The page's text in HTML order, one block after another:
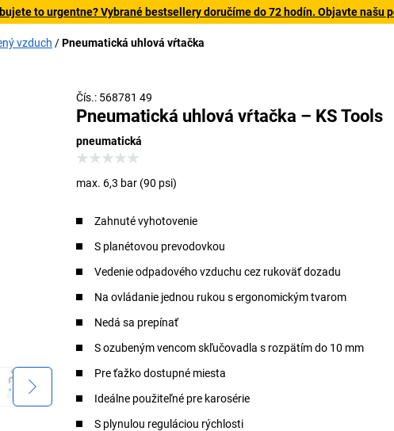
to urgentne? Vybrané bestsellery doručíme do 72 hodín. Objavte našu
vzduch Pneumatická uhlová vŕtačka
Čís.: 568781 49
Pneumatická uhlová vŕtačka – KS Tools
pneumatická
max. 6,3 bar (90 psi)
Zahnuté vyhotovenie
S planétovou prevodovkou
Vedenie odpadového vzduchu cez rukoväť dozadu
Na ovládanie jednou rukou s ergonomickým tvarom
Nedá sa prepínať
S ozubeným vencom skľučovadla s rozpätím do 10 mm
Pre ťažko dostupné miesta
Ideálne použiteľné pre karosérie
S plynulou reguláciou rýchlosti